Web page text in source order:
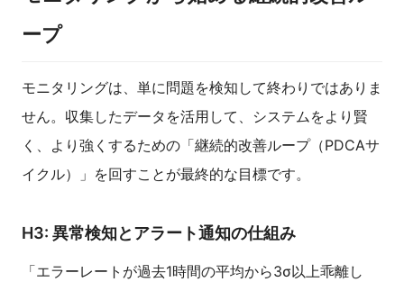
ープ
モニタリングは、単に問題を検知して終わりではありま
せん。収集したデータを活用して、システムをより賢
く、より強くするための「継続的改善ループ（PDCAサ
イクル）」を回すことが最終的な目標です。
H3: 異常検知とアラート通知の仕組み
「エラーレートが過去1時間の平均から3σ以上乖離し